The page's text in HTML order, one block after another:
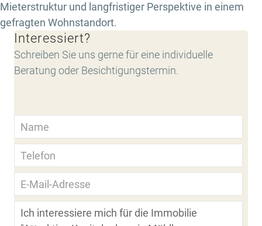
Mieterstruktur und langfristiger Perspektive in einem
gefragten Wohnstandort.
Interessiert?
Schreiben Sie uns gerne für eine individuelle
Beratung oder Besichtigungstermin.